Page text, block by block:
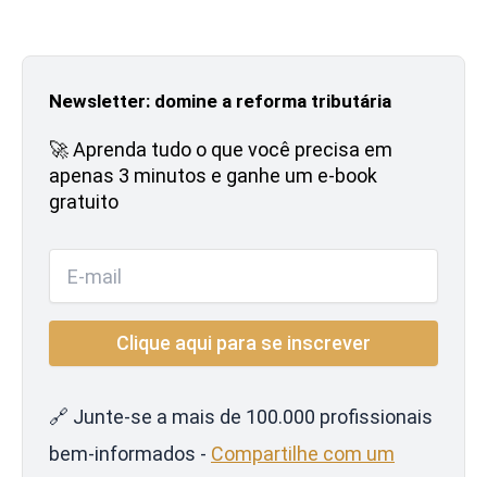
Newsletter: domine a reforma tributária
🚀 Aprenda tudo o que você precisa em
apenas 3 minutos e ganhe um e-book
gratuito
🔗 Junte-se a mais de 100.000 profissionais
bem-informados - Compartilhe com um